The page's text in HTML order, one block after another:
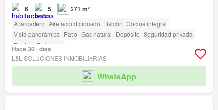
6 5 271 m²
Aparcadero Aire acondicionado Balcón Cocina integral
Vista panorámica Patio Gas natural Depósito Seguridad privada
Piscina
Barbecue
Hace 30+ días
L&L SOLUCIONES INMOBILIARIAS
WhatsApp